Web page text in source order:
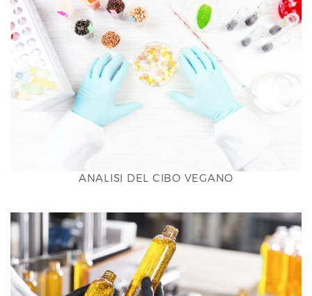
ANALISI DEL CIBO VEGANO